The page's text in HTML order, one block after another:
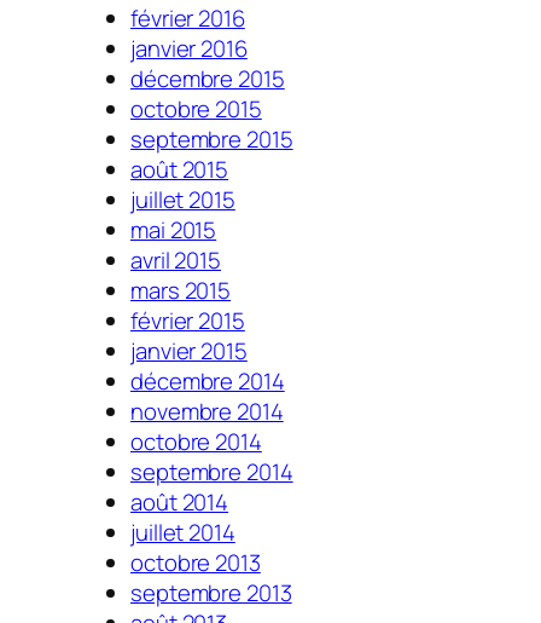
février 2016
janvier 2016
décembre 2015
octobre 2015
septembre 2015
août 2015
juillet 2015
mai 2015
avril 2015
mars 2015
février 2015
janvier 2015
décembre 2014
novembre 2014
octobre 2014
septembre 2014
août 2014
juillet 2014
octobre 2013
septembre 2013